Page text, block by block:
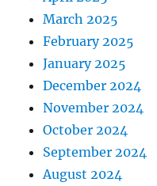
March 2025
February 2025
January 2025
December 2024
November 2024
October 2024
September 2024
August 2024